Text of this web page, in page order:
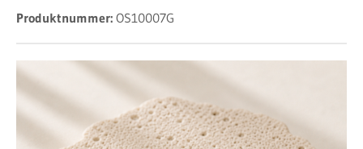
Produktnummer: OS10007G